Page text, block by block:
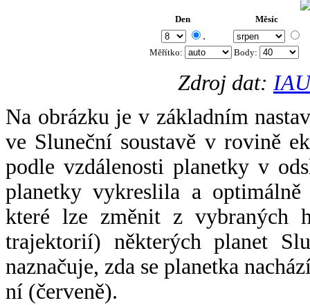
Den Měsíc
.
Měřítko: Body:
Zdroj dat:
Na obrázku je v základním
ve Sluneční soustavě v rovině
podle vzdálenosti planetky v
planetky vykreslila a
které lze změnit z vybraných
trajektorií) některých planet
naznačuje, zda se planetka
ní (červeně).